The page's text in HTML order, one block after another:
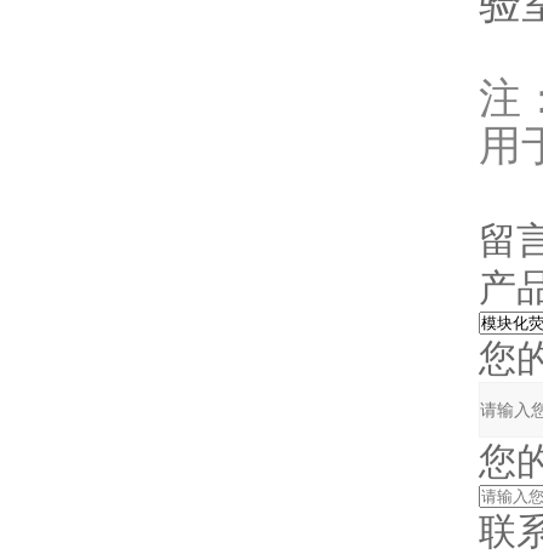
注
用
留
产品
您的
您的
联系